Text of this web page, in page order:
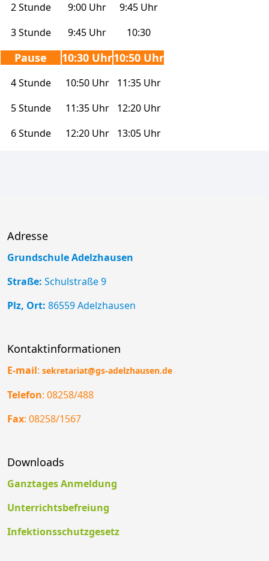
2 Stunde
9:00 Uhr
9:45 Uhr
3 Stunde
9:45 Uhr 10:30
Pause 10:30 Uhr10:50 Uhr
4 Stunde 10:50 Uhr
11:35 Uhr
5 Stunde
11:35 Uhr
12:20 Uhr
6 Stunde
12:20 Uhr 13:05 Uhr
Adresse
Grundschule Adelzhausen
Straße: Schulstraße 9
Plz, Ort: 86559 Adelzhausen
Kontaktinformationen
E-mail: sekretariat@gs-adelzhausen.de
Telefon: 08258/488
Fax: 08258/1567
Downloads
Ganztages Anmeldung
Unterrichtsbefreiung
Infektionsschutzgesetz